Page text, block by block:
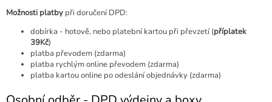
Možnosti platby při doručení DPD:
dobírka - hotově, nebo platební kartou při převzetí (příplatek
39Kč)
platba převodem (zdarma)
platba rychlým online převodem (zdarma)
platba kartou online po odeslání objednávky (zdarma)